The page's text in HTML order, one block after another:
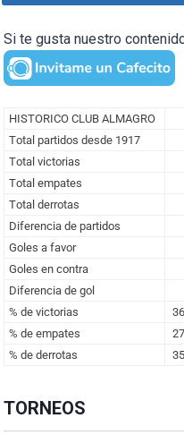
Si te gusta nuestro
TORNEOS